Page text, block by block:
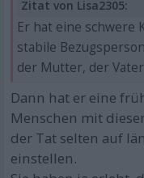
Zitat von Lisa2305:
Er hat eine schwere
stabile
der Mutter, der
Dann hat er eine
Menschen mit
der Tat selten auf
einstellen.